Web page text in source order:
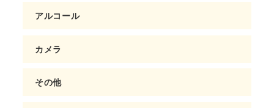
アルコール
カメラ
その他